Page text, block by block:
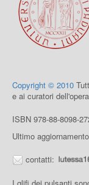
Copyright © 2010
e ai curatori
ISBN 978-88-8098-
Ultimo
contatti: